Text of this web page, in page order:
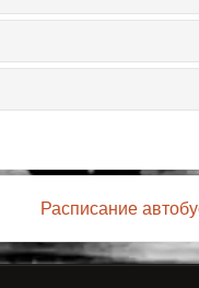
Расписание